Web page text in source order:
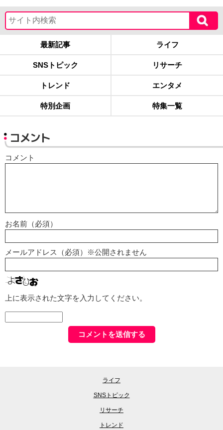
最新記事 ライフ
SNSトピック リサーチ
トレンド エンタメ
特別企画 特集一覧
コメント
コメント
お名前（必須）
メールアドレス（必須）※公開されません
上に表示された文字を入力してください。
ライフ
SNSトピック
リサーチ
トレンド